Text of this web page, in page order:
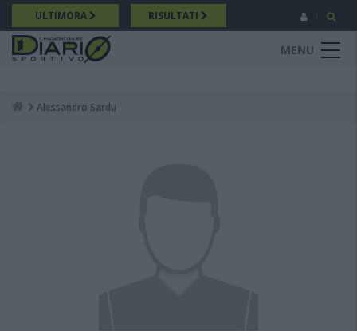
Salta
al
contenuto
principale
ULTIMORA RISULTATI
MENU
Breadcrumb
Alessandro Sardu